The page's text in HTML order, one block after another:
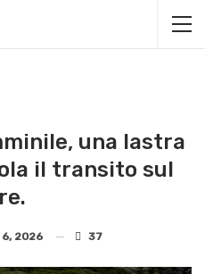
una lastra
il transito sul
6, 2026 37